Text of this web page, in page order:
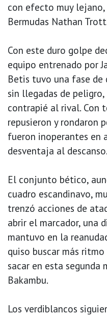
con efecto muy
Bermudas Nathan
Con este duro golpe
equipo entrenado por
Betis tuvo una fase
sin llegadas de
contrapié al rival. Con
repusieron y rondaron
fueron inoperantes en
desventaja al descanso.
El conjunto bético,
cuadro escandinavo,
trenzó acciones de
abrir el marcador, una
mantuvo en la
quiso buscar más
sacar en esta segunda
Bakambu.
Los verdiblancos